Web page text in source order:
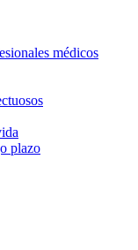
médicos
plazo